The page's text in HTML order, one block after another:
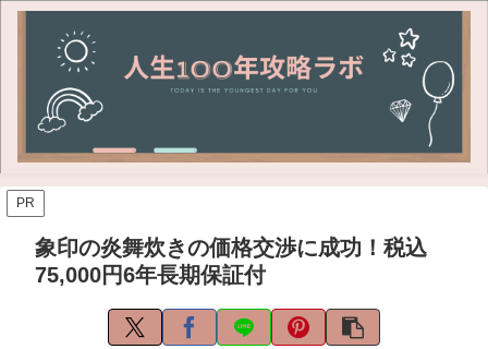
PR
象印の炎舞炊きの価格交渉に成功！税込
75,000円6年長期保証付